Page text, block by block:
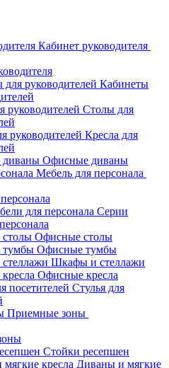
Кабинет руководителя
Кабинеты
Столы для
Кресла для
Офисные диваны
Мебель для персонала
Серии
Офисные столы
Офисные тумбы
Шкафы и стеллажи
Офисные кресла
Стулья для
Приемные зоны
Стойки ресепшен
Диваны и мягкие